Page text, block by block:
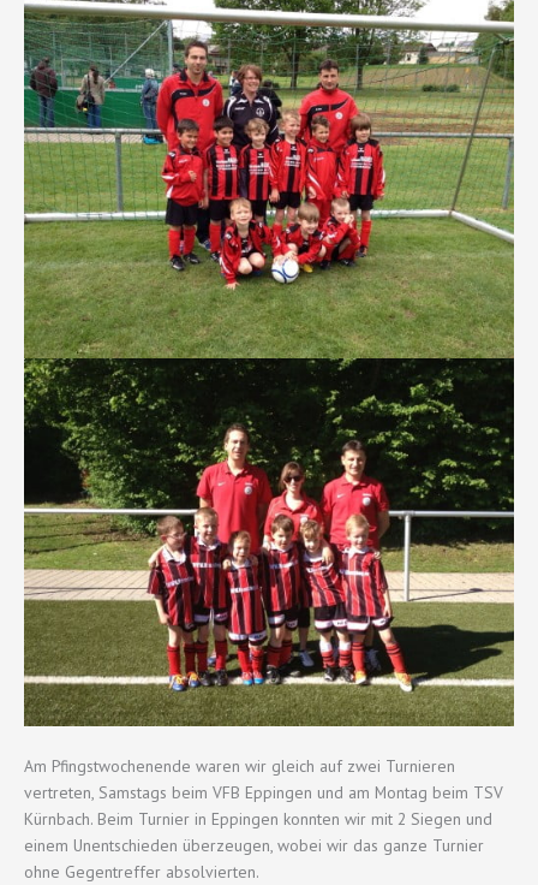
Am Pfingstwochenende waren wir gleich auf zwei Turnieren
vertreten, Samstags beim VFB Eppingen und am Montag beim TSV
Kürnbach. Beim Turnier in Eppingen konnten wir mit 2 Siegen und
einem Unentschieden überzeugen, wobei wir das ganze Turnier
ohne Gegentreffer absolvierten.